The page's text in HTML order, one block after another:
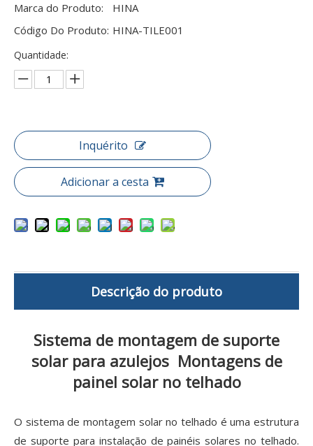
Marca do Produto:
HINA
Código Do Produto: HINA-TILE001
Quantidade:
Inquérito
Adicionar a cesta
Descrição do produto
Sistema de montagem de suporte
solar para azulejos Montagens de
painel solar no telhado
O sistema de montagem solar no telhado é uma estrutura
de suporte para instalação de painéis solares no telhado.